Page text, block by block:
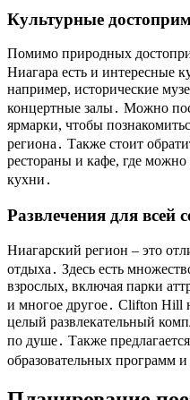
Культурные
Помимо природных
Ниагара есть и интересные
например, исторические
концертные залы․ Можно
ярмарки, чтобы
региона․ Также стоит
рестораны и кафе, где
кухни․
Развлечения для всей
Ниагарский регион – это
отдыха․ Здесь есть
взрослых, включая парки
и многое другое․ Clifton Hill
целый развлекательный
по душе․ Также
образовательных программ